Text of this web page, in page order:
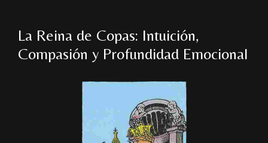
La Reina de Copas: Intuición,
Compasión y Profundidad Emocional